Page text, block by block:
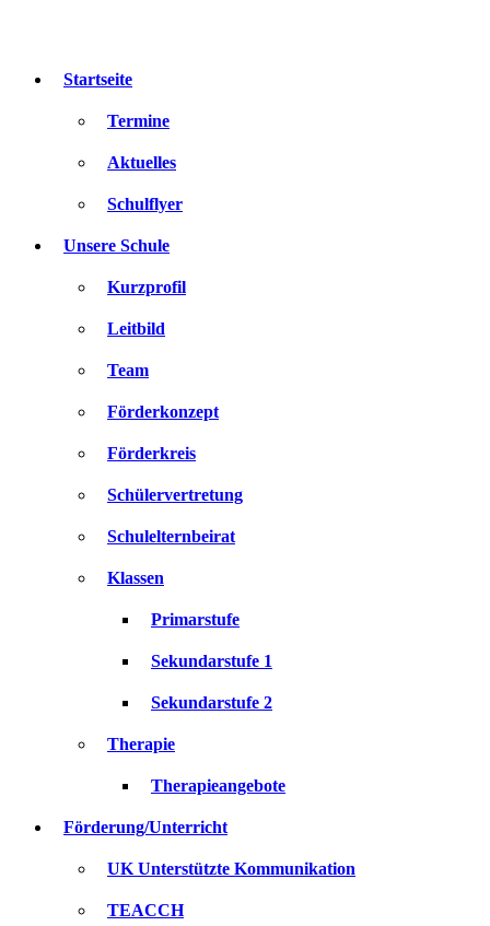
Startseite
Termine
Aktuelles
Schulflyer
Unsere Schule
Kurzprofil
Leitbild
Team
Förderkonzept
Förderkreis
Schülervertretung
Schulelternbeirat
Klassen
Primarstufe
Sekundarstufe 1
Sekundarstufe 2
Therapie
Therapieangebote
Förderung/Unterricht
UK Unterstützte Kommunikation
TEACCH